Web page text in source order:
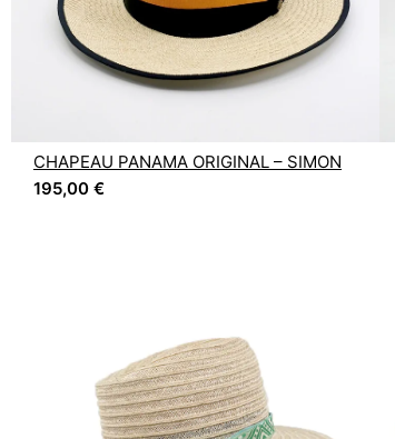
CHAPEAU PANAMA ORIGINAL – SIMON
195,00 €